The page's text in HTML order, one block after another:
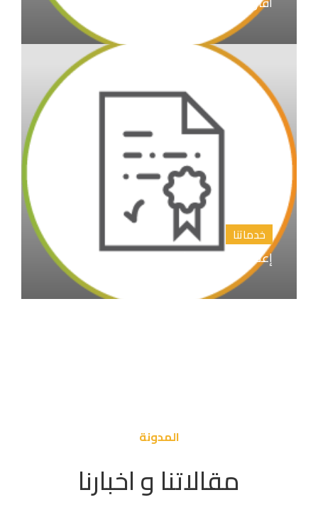
خدماتنا
إعداد المقترح البحثي خطة البحث
المدونة
مقالاتنا و اخبارنا